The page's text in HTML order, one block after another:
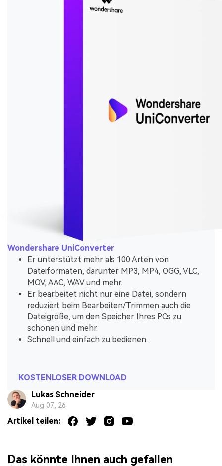
Wondershare UniConverter
Er unterstützt mehr als 100 Arten von
Dateiformaten, darunter MP3, MP4, OGG, VLC,
MOV, AAC, WAV und mehr.
Er bearbeitet nicht nur eine Datei, sondern
reduziert beim Bearbeiten/Trimmen auch die
Dateigröße, um den Speicher Ihres PCs zu
schonen und mehr.
Schnell und einfach zu bedienen.
KOSTENLOSER DOWNLOAD
Lukas Schneider
Aug 07, 26
Artikel teilen:
Das könnte Ihnen auch gefallen